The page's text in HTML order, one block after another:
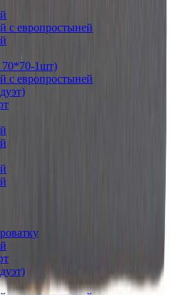
с европростыней
70*70-1шт)
с европростыней